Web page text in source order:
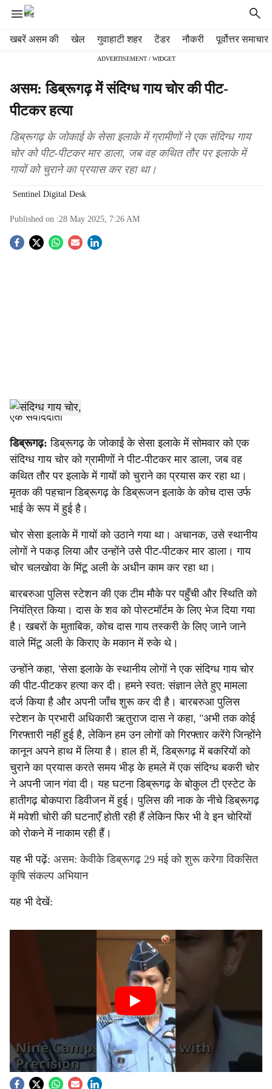
खबरें असम की खेल गुवाहाटी शहर टेंडर नौकरी पूर्वोत्तर समाचार
ADVERTISEMENT / WIDGET
असम: डिब्रूगढ़ में संदिग्ध गाय चोर की पीट-
पीटकर हत्या
डिब्रूगढ़ के जोकाई के सेसा इलाके में ग्रामीणों ने एक संदिग्ध गाय
चोर को पीट-पीटकर मार डाला, जब वह कथित तौर पर इलाके में
गायों को चुराने का प्रयास कर रहा था।
Sentinel Digital Desk
Published on :28 May 2025, 7:26 AM
S
h
a
r
e
एक संवाददाता
डिब्रूगढ़:डिब्रूगढ़ के जोकाई के सेसा इलाके में सोमवार को एक
संदिग्ध गाय चोर को ग्रामीणों ने पीट-पीटकर मार डाला, जब वह
कथित तौर पर इलाके में गायों को चुराने का प्रयास कर रहा था।
मृतक की पहचान डिब्रूगढ़ के डिब्रूजन इलाके के कोच दास उर्फ
भाई के रूप में हुई है।
चोर सेसा इलाके में गायों को उठाने गया था। अचानक, उसे स्थानीय
लोगों ने पकड़ लिया और उन्होंने उसे पीट-पीटकर मार डाला। गाय
चोर चलखोवा के मिंटू अली के अधीन काम कर रहा था।
बारबरुआ पुलिस स्टेशन की एक टीम मौके पर पहुँची और स्थिति को
नियंत्रित किया। दास के शव को पोस्टमॉर्टम के लिए भेज दिया गया
है। खबरों के मुताबिक, कोच दास गाय तस्करी के लिए जाने जाने
वाले मिंटू अली के किराए के मकान में रुके थे।
उन्होंने कहा, 'सेसा इलाके के स्थानीय लोगों ने एक संदिग्ध गाय चोर
की पीट-पीटकर हत्या कर दी। हमने स्वत: संज्ञान लेते हुए मामला
दर्ज किया है और अपनी जाँच शुरू कर दी है। बारबरुआ पुलिस
स्टेशन के प्रभारी अधिकारी ऋतुराज दास ने कहा, "अभी तक कोई
गिरफ्तारी नहीं हुई है, लेकिन हम उन लोगों को गिरफ्तार करेंगे जिन्होंने
कानून अपने हाथ में लिया है। हाल ही में, डिब्रूगढ़ में बकरियों को
चुराने का प्रयास करते समय भीड़ के हमले में एक संदिग्ध बकरी चोर
ने अपनी जान गंवा दी। यह घटना डिब्रूगढ़ के बोकुल टी एस्टेट के
हातीगढ़ बोकपारा डिवीजन में हुई। पुलिस की नाक के नीचे डिब्रूगढ़
में मवेशी चोरी की घटनाएँ होती रही हैं लेकिन फिर भी वे इन चोरियों
को रोकने में नाकाम रही हैं।
यह भी पढ़ें: असम: केवीके डिब्रूगढ़ 29 मई को शुरू करेगा विकसित
कृषि संकल्प अभियान
यह भी देखें: